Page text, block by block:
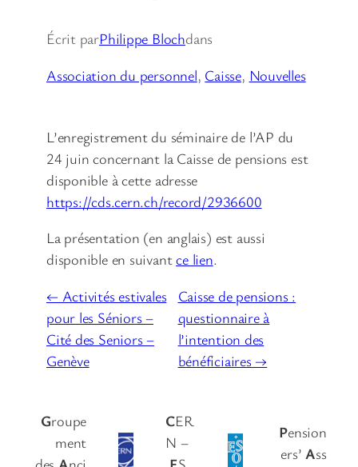
Écrit parPhilippe Blochdans
Association du personnel, Caisse, Nouvelles
L’enregistrement du séminaire de l’AP du
24 juin concernant la Caisse de pensions est
disponible à cette adresse
https://cds.cern.ch/record/2936600
La présentation (en anglais) est aussi
disponible en suivantce lien.
← Activités estivales
pour les Séniors –
Cité des Seniors –
Genève
Caisse de pensions :
questionnaire à
l’intention des
bénéficiaires →
Groupe
ment
CER
N –
Pension
ers’ Ass